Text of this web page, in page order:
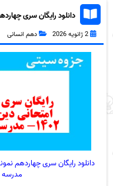
دانلود رایگان سری
دهم انسانی به همراه pdf
2 ژانویه 2026 دهم انسانی
مدرسه